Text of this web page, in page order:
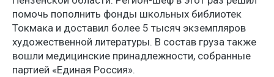
помочь пополнить фонды школьных библиотек
Токмака и доставил более 5 тысяч экземпляров
художественной литературы. В состав груза также
вошли медицинские принадлежности, собранные
партией «Единая Россия».